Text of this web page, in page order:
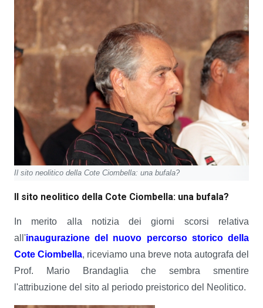
Il sito neolitico della Cote Ciombella: una bufala?
Il sito neolitico della Cote Ciombella: una bufala?
In merito alla notizia dei giorni scorsi relativa
all'inaugurazione del nuovo percorso storico della
Cote Ciombella, riceviamo una breve nota autografa del
Prof. Mario Brandaglia che sembra smentire
l'attribuzione del sito al periodo preistorico del Neolitico.